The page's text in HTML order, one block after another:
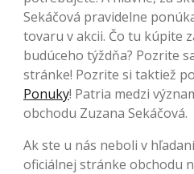
Sekáčová pravidelne
tovaru v akcii. Čo tu kúpite
budúceho týždňa? Pozrite
stránke! Pozrite si taktiež
Ponuky! Patria medzi
obchodu Zuzana Sekáčová.
Ak ste u nás neboli v
oficiálnej stránke obchodu